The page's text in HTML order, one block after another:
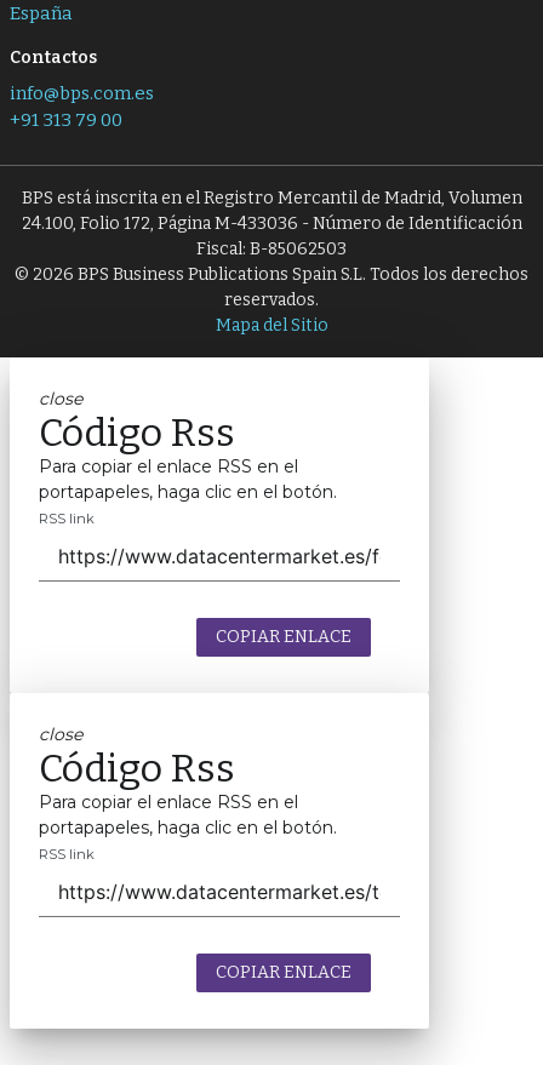
España
Contactos
info@bps.com.es
+91 313 79 00
BPS está inscrita en el Registro Mercantil de Madrid, Volumen
24.100, Folio 172, Página M-433036 - Número de Identificación
Fiscal: B-85062503
© 2026 BPS Business Publications Spain S.L. Todos los derechos
reservados.
Mapa del Sitio
close
Código Rss
Para copiar el enlace RSS en el
portapapeles, haga clic en el botón.
RSS link
COPIAR ENLACE
close
Código Rss
Para copiar el enlace RSS en el
portapapeles, haga clic en el botón.
RSS link
COPIAR ENLACE